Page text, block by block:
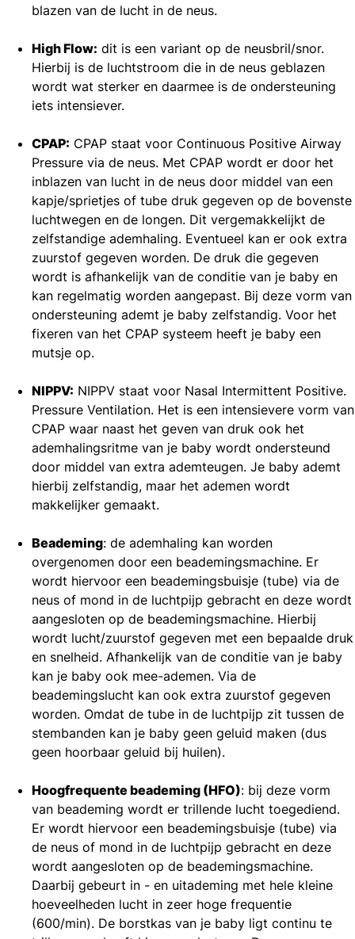
blazen van de lucht in de neus.
High Flow: dit is een variant op de neusbril/snor.
Hierbij is de luchtstroom die in de neus geblazen
wordt wat sterker en daarmee is de ondersteuning
iets intensiever.
CPAP: CPAP staat voor Continuous Positive Airway
Pressure via de neus. Met CPAP wordt er door het
inblazen van lucht in de neus door middel van een
kapje/sprietjes of tube druk gegeven op de bovenste
luchtwegen en de longen. Dit vergemakkelijkt de
zelfstandige ademhaling. Eventueel kan er ook extra
zuurstof gegeven worden. De druk die gegeven
wordt is afhankelijk van de conditie van je baby en
kan regelmatig worden aangepast. Bij deze vorm van
ondersteuning ademt je baby zelfstandig. Voor het
fixeren van het CPAP systeem heeft je baby een
mutsje op.
NIPPV: NIPPV staat voor Nasal Intermittent Positive.
Pressure Ventilation. Het is een intensievere vorm van
CPAP waar naast het geven van druk ook het
ademhalingsritme van je baby wordt ondersteund
door middel van extra ademteugen. Je baby ademt
hierbij zelfstandig, maar het ademen wordt
makkelijker gemaakt.
Beademing: de ademhaling kan worden
overgenomen door een beademingsmachine. Er
wordt hiervoor een beademingsbuisje (tube) via de
neus of mond in de luchtpijp gebracht en deze wordt
aangesloten op de beademingsmachine. Hierbij
wordt lucht/zuurstof gegeven met een bepaalde druk
en snelheid. Afhankelijk van de conditie van je baby
kan je baby ook mee-ademen. Via de
beademingslucht kan ook extra zuurstof gegeven
worden. Omdat de tube in de luchtpijp zit tussen de
stembanden kan je baby geen geluid maken (dus
geen hoorbaar geluid bij huilen).
Hoogfrequente beademing (HFO): bij deze vorm
van beademing wordt er trillende lucht toegediend.
Er wordt hiervoor een beademingsbuisje (tube) via
de neus of mond in de luchtpijp gebracht en deze
wordt aangesloten op de beademingsmachine.
Daarbij gebeurt in - en uitademing met hele kleine
hoeveelheden lucht in zeer hoge frequentie
(600/min). De borstkas van je baby ligt continu te